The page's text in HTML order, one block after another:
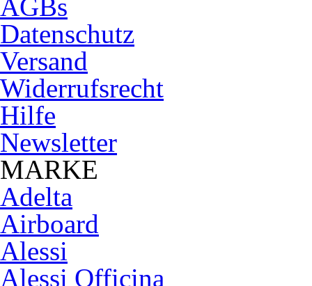
AGBs
Datenschutz
Versand
Widerrufsrecht
Hilfe
Newsletter
MARKE
Adelta
Airboard
Alessi
Alessi Officina